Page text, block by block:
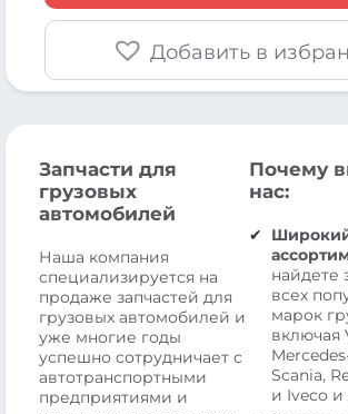
Добавить в
Запчасти для
грузовых
автомобилей
Наша компания
специализируется на
продаже запчастей для
грузовых автомобилей и
уже многие годы
успешно сотрудничает с
автотранспортными
предприятиями и
Почему
нас:
найдете
всех
марок
включая
Scania,
и Iveco и